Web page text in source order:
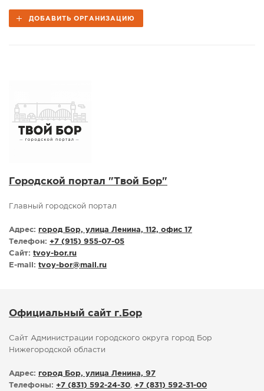
ОБЪЯВЛЕНИЯ
КОНКУРСЫ
СТАТЬИ
ДОБАВИТЬ ОРГАНИЗАЦИЮ
Городской портал "Твой Бор"
Главный городской портал
Адрес: город Бор, улица Ленина, 112, офис 17
Телефон: +7 (915) 955-07-05
Сайт: tvoy-bor.ru
E-mail: tvoy-bor@mail.ru
Официальный сайт г.Бор
Сайт Администрации городского округа город Бор
Нижегородской области
Адрес: город Бор, улица Ленина, 97
Телефоны: +7 (831) 592-24-30, +7 (831) 592-31-00